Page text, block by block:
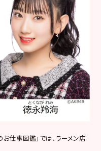
仕事図鑑」では、ラーメン店